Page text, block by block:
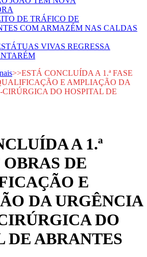
DE TRÁFICO DE
COM ARMAZÉM NAS CALDAS
VIVAS REGRESSA
>>ESTÁ CONCLUÍDA A 1.ª FASE
E AMPLIAÇÃO DA
DO HOSPITAL DE
A 1.ª
DE
E
DA URGÊNCIA
DO
DE ABRANTES